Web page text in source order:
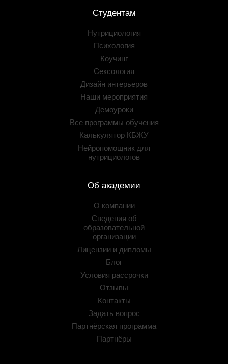
Студентам
Нутрициология
Психология
Коучинг
Сексология
Дизайн интерьеров
Наши мероприятия
Демоуроки
Все программы обучения
Калькулятор КБЖУ
Нейропомощник для
нутрициологов
Об академии
О компании
Сведения об
образовательной
организации
Лицензии и дипломы
Блог
Условия рассрочки
Отзывы
Контакты
Задать вопрос
Партнёрская программа
Партнёры